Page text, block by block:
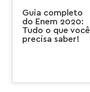
Guia completo
do Enem 2020:
Tudo o que você
precisa saber!